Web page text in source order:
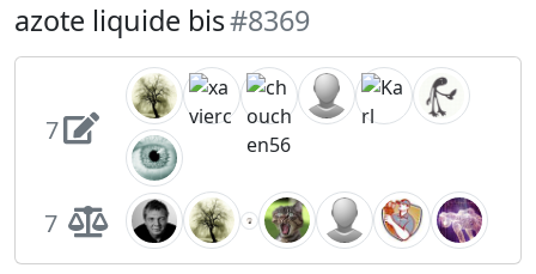
azote liquide bis#8369
7
7